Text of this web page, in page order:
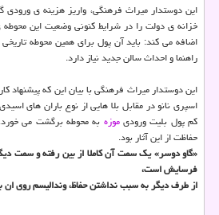
این دوستدار میراث فرهنگی، واریز هزینه ی ورودی
خزانه ی دولت را در شرایط كنونی وضعیت این محوطه
اضافه می كند: باید آن پول برای همین محوطه
راهنما و احداث سالن جدید نیاز دارد.
این دوستدار میراث فرهنگی با بیان این كه پیشنهاد
اسپری نانو در مقابل بلا هایی از نوع باران های
كم پول بلیت ورودیموزه به محوطه برگشت می
حفاظت از این آثار بود.
«گاو دوسر» یك سمت آن كاملا از بین رفته و سمت
فرسایش است،
از طرف دیگر به سبب نداشتن حفاظ، وندالیسم روی